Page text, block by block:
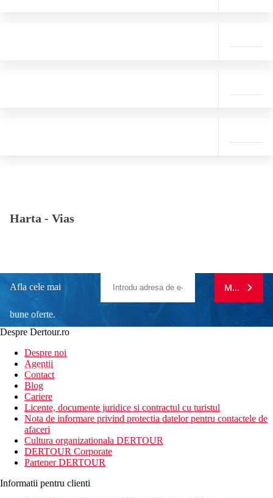
Harta - Vias
Afla cele mai
bune oferte.
newsletter!
MA
Despre Dertour.ro
Despre noi
Agentii
Contact
Blog
Cariere
Licente, documente juridice si contractul cu turistul
Nota de informare privind protectia datelor pentru contactele de
afaceri
Cultura organizationala DERTOUR
DERTOUR Corporate
Partener DERTOUR
Informatii pentru clienti